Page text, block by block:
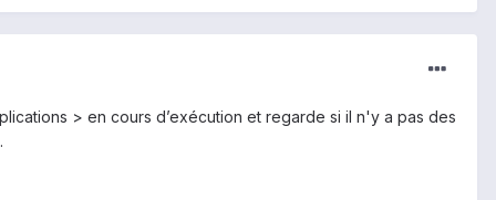
> en cours d’exécution et regarde si il n'y a pas des